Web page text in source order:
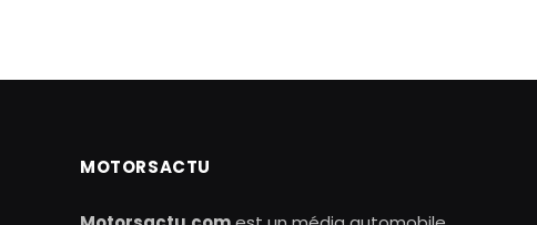
MOTORSACTU